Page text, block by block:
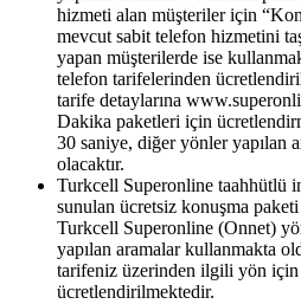
hizmeti alan müşteriler için
mevcut sabit telefon hizmetini
yapan müşterilerde ise
telefon tarifelerinden
tarife detaylarına
Dakika paketleri için
30 saniye, diğer yönler yapılan
olacaktır.​
Turkcell Superonline taahhütlü
sunulan ücretsiz konuşma
Turkcell Superonline (Onnet)
yapılan aramalar kullanmakta
tarifeniz üzerinden ilgili yön
ücretlendirilmektedir.